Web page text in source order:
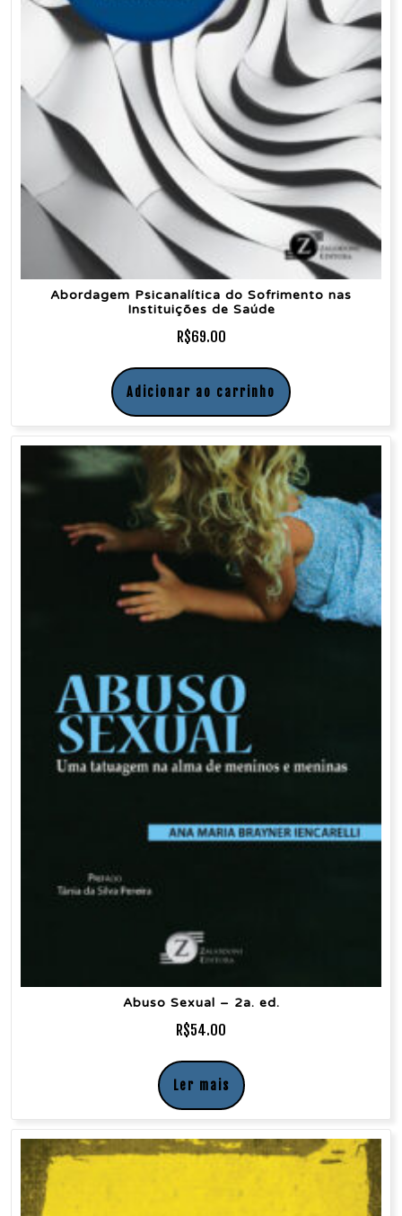
Abordagem Psicanalítica do Sofrimento nas
Instituições de Saúde
R$69.00
Adicionar ao carrinho
Abuso Sexual – 2a. ed.
R$54.00
Ler mais